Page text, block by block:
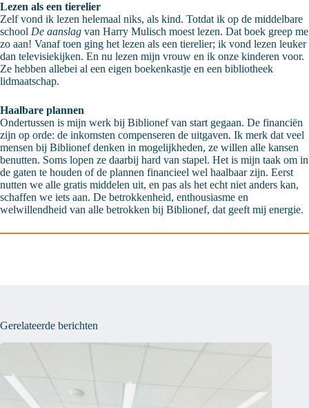
Lezen als een tierelier
Zelf vond ik lezen helemaal niks, als kind. Totdat ik op de middelbare
school De aanslag van Harry Mulisch moest lezen. Dat boek greep me
zo aan! Vanaf toen ging het lezen als een tierelier; ik vond lezen leuker
dan televisiekijken. En nu lezen mijn vrouw en ik onze kinderen voor.
Ze hebben allebei al een eigen boekenkastje en een bibliotheek
lidmaatschap.
Haalbare plannen
Ondertussen is mijn werk bij Biblionef van start gegaan. De financiën
zijn op orde: de inkomsten compenseren de uitgaven. Ik merk dat veel
mensen bij Biblionef denken in mogelijkheden, ze willen alle kansen
benutten. Soms lopen ze daarbij hard van stapel. Het is mijn taak om in
de gaten te houden of de plannen financieel wel haalbaar zijn. Eerst
nutten we alle gratis middelen uit, en pas als het echt niet anders kan,
schaffen we iets aan. De betrokkenheid, enthousiasme en
welwillendheid van alle betrokken bij Biblionef, dat geeft mij energie.
Gerelateerde berichten